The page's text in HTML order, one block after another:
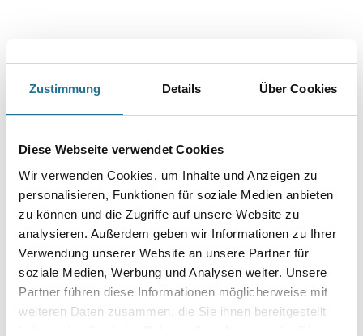
Zustimmung Details Über Cookies
Diese Webseite verwendet Cookies
Wir verwenden Cookies, um Inhalte und Anzeigen zu
personalisieren, Funktionen für soziale Medien anbieten
zu können und die Zugriffe auf unsere Website zu
analysieren. Außerdem geben wir Informationen zu Ihrer
Verwendung unserer Website an unsere Partner für
soziale Medien, Werbung und Analysen weiter. Unsere
Partner führen diese Informationen möglicherweise mit
weiteren Daten zusammen, die Sie ihnen bereitgestellt
haben oder die sie im Rahmen Ihrer Nutzung der Dienste
wirtschaftlichen und optischen Eigenschaften ideal für
Renovierungen von Treppenhäusern, z.B. auch auf Glasgewebe,
Rauhfaser etc.
Gebinde
Umrechnungsfaktoren